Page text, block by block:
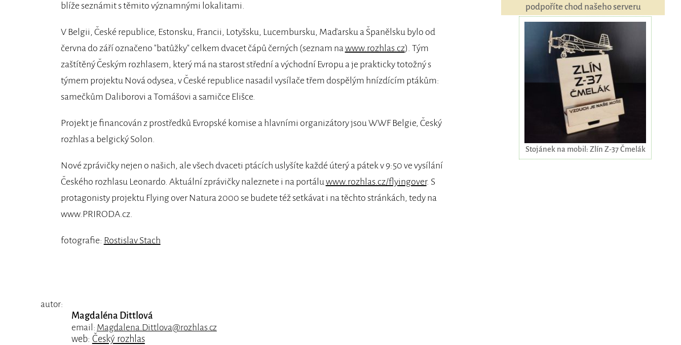
blíže seznámit s těmito významnými lokalitami.
V Belgii, České republice, Estonsku, Francii, Lotyšsku, Lucembursku, Maďarsku a Španělsku bylo od
června do září označeno "batůžky" celkem dvacet čápů černých (seznam nawww.rozhlas.cz). Tým
zaštítěný Českým rozhlasem, který má na starost střední a východní Evropu a je prakticky totožný s
týmem projektu Nová odysea, v České republice nasadil vysílače třem dospělým hnízdícím ptákům:
samečkům Daliborovi a Tomášovi a samičce Elišce.
Projekt je financován z prostředků Evropské komise a hlavními organizátory jsou WWF Belgie, Český
rozhlas a belgický Solon.
Nové zprávičky nejen o našich, ale všech dvaceti ptácích uslyšíte každé úterý a pátek v 9:50 ve vysílání
Českého rozhlasu Leonardo. Aktuální zprávičky naleznete i na portáluwww.rozhlas.cz/flyingover. S
protagonisty projektu Flying over Natura 2000 se budete též setkávat i na těchto stránkách, tedy na
www.PRIRODA.cz.
fotografie: Rostislav Stach
autor:
Magdaléna Dittlová
email: Magdalena.Dittlova@rozhlas.cz
web: Český rozhlas
podpoříte chod našeho serveru
Stojánek na mobil: Zlín Z-37 Čmelák